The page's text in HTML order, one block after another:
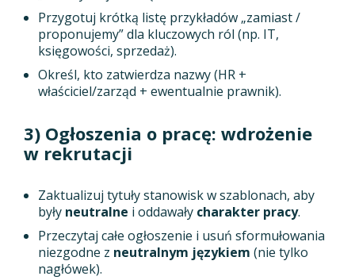
Przygotuj krótką listę przykładów „zamiast /
proponujemy” dla kluczowych ról (np. IT,
księgowości, sprzedaż).
Określ, kto zatwierdza nazwy (HR +
właściciel/zarząd + ewentualnie prawnik).
3) Ogłoszenia o pracę: wdrożenie
w rekrutacji
Zaktualizuj tytuły stanowisk w szablonach, aby
były neutralne i oddawały charakter pracy.
Przeczytaj całe ogłoszenie i usuń sformułowania
niezgodne z neutralnym językiem (nie tylko
nagłówek).